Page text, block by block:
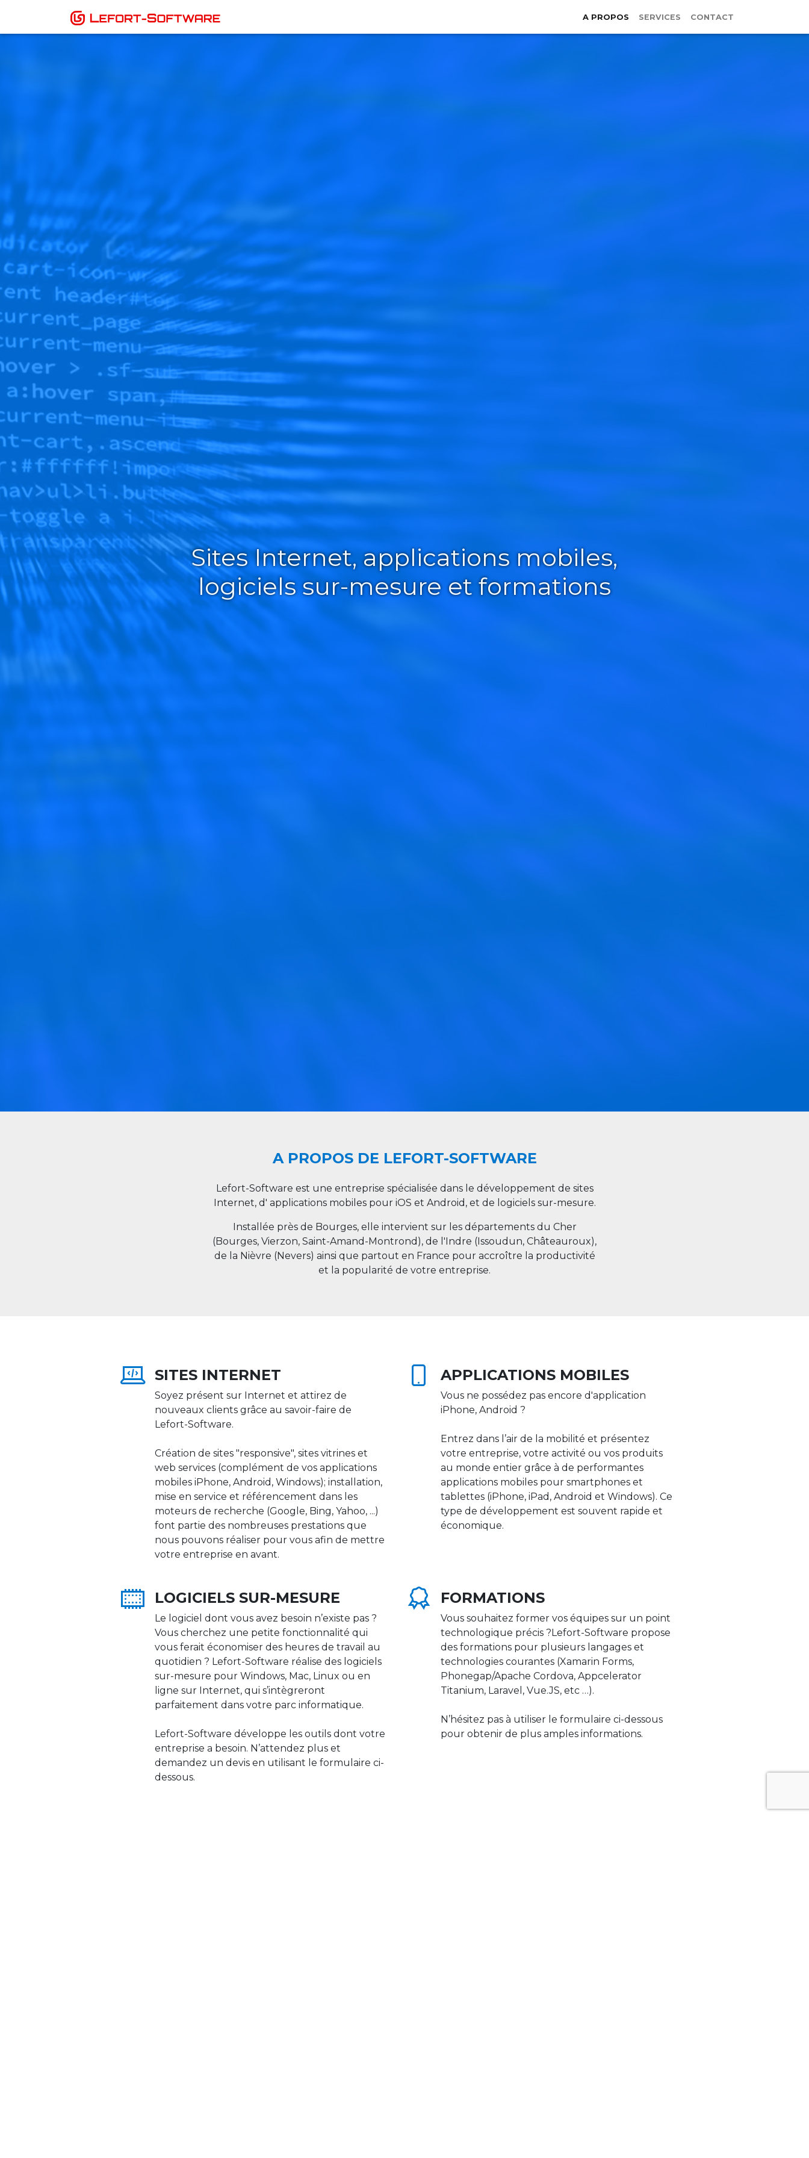
A PROPOS SERVICES CONTACT
Sites Internet, applications mobiles,
logiciels sur-mesure et formations
A PROPOS DE LEFORT-SOFTWARE
Lefort-Software est une entreprise spécialisée dans le développement de sites
Internet, d' applications mobiles pour iOS et Android, et de logiciels sur-mesure.
Installée près de Bourges, elle intervient sur les départements du Cher
(Bourges, Vierzon, Saint-Amand-Montrond), de l'Indre (Issoudun, Châteauroux),
de la Nièvre (Nevers) ainsi que partout en France pour accroître la productivité
et la popularité de votre entreprise.
SITES INTERNET
Soyez présent sur Internet et attirez de
nouveaux clients grâce au savoir-faire de
Lefort-Software.
Création de sites "responsive", sites vitrines et
web services (complément de vos applications
mobiles iPhone, Android, Windows); installation,
mise en service et référencement dans les
moteurs de recherche (Google, Bing, Yahoo, ...)
font partie des nombreuses prestations que
nous pouvons réaliser pour vous afin de mettre
votre entreprise en avant.
APPLICATIONS MOBILES
Vous ne possédez pas encore d'application
iPhone, Android ?
Entrez dans l’air de la mobilité et présentez
votre entreprise, votre activité ou vos produits
au monde entier grâce à de performantes
applications mobiles pour smartphones et
tablettes (iPhone, iPad, Android et Windows). Ce
type de développement est souvent rapide et
économique.
LOGICIELS SUR-MESURE
Le logiciel dont vous avez besoin n’existe pas ?
Vous cherchez une petite fonctionnalité qui
vous ferait économiser des heures de travail au
quotidien ? Lefort-Software réalise des logiciels
sur-mesure pour Windows, Mac, Linux ou en
ligne sur Internet, qui s’intègreront
parfaitement dans votre parc informatique.
Lefort-Software développe les outils dont votre
entreprise a besoin. N’attendez plus et
demandez un devis en utilisant le formulaire ci-
dessous.
FORMATIONS
Vous souhaitez former vos équipes sur un point
technologique précis ?Lefort-Software propose
des formations pour plusieurs langages et
technologies courantes (Xamarin Forms,
Phonegap/Apache Cordova, Appcelerator
Titanium, Laravel, Vue.JS, etc …).
N’hésitez pas à utiliser le formulaire ci-dessous
pour obtenir de plus amples informations.